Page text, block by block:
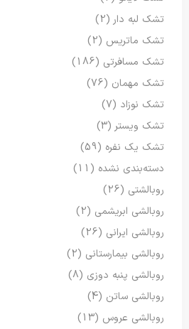
تشک لبه دار (2)
تشک ماتریس (2)
تشک مسافرتی (186)
تشک مهمان (76)
تشک نوزاد (7)
تشک ویستر (3)
تشک یک نفره (59)
دسته‌بندی نشده (11)
روبالشتی (26)
روبالشی ابریشمی (2)
روبالشی ایرانی (26)
روبالشی بیمارستانی (2)
روبالشی پنبه دوزی (8)
روبالشی ساتن (4)
روبالشی عروس (13)